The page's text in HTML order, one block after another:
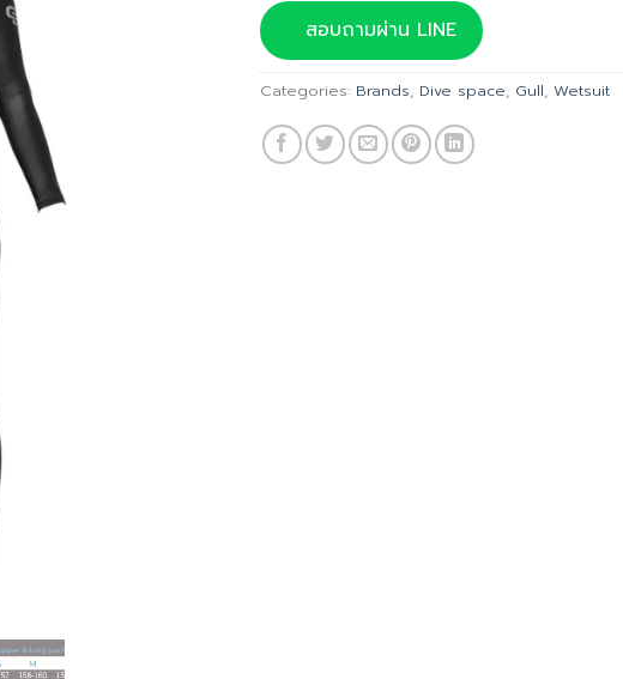
was:
฿12,990.00.
สอบถามผ่าน LINE
Categories: Brands, Dive space, Gull, Wetsuit